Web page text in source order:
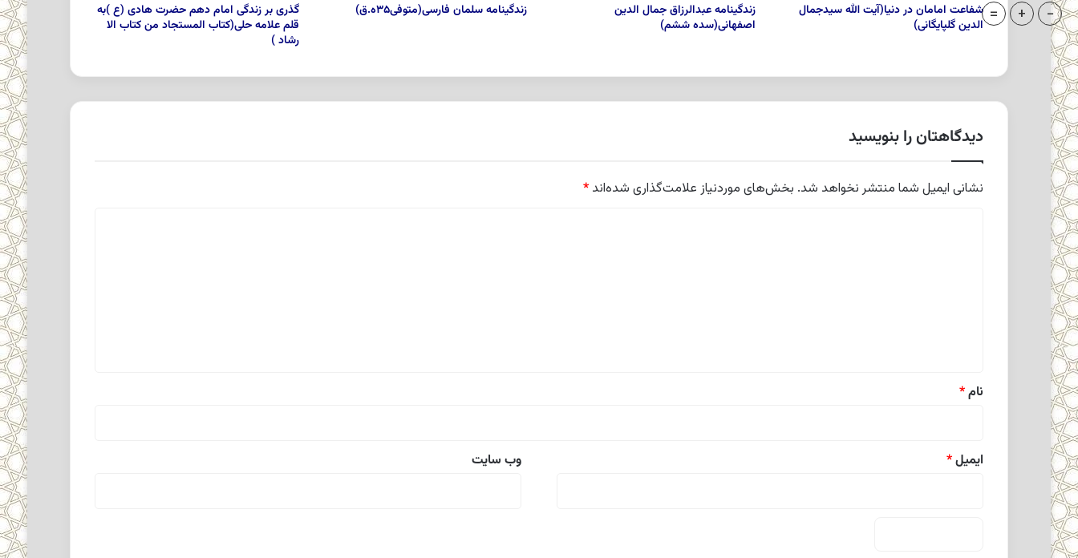
شفاعت امامان در دنیا(آیت الله سیدجمال
الدین گلپایگانی)
زندگینامه عبدالرزاق جمال الدین
اصفهانی(سده ششم)
زندگینامه سلمان فارسی(متوفی۳۵ه.ق)
گذرى بر زندگى امام دهم حضرت هادى (ع )به
قلم علامه حلی(کتاب المستجاد من کتاب الا
رشاد )
دیدگاهتان را بنویسید
نشانی ایمیل شما منتشر نخواهد شد. بخش‌های موردنیاز علامت‌گذاری شده‌اند *
نام*
ایمیل* وب‌ سایت
-
+
=